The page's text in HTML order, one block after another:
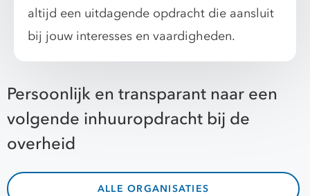
altijd een uitdagende opdracht die aansluit
bij jouw interesses en vaardigheden.
Persoonlijk en transparant naar een
volgende inhuuropdracht bij de
overheid
ALLE ORGANISATIES